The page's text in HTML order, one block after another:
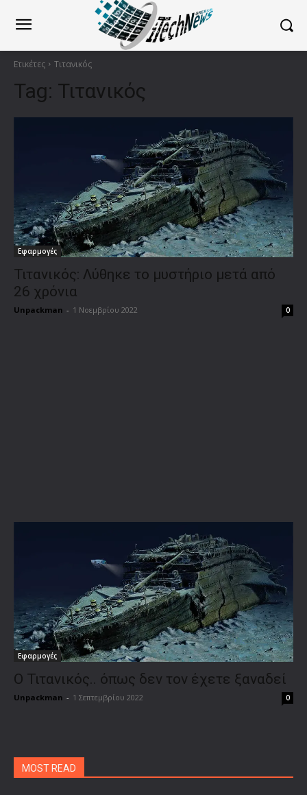
Ετικέτες Τιτανικός
Tag: Τιτανικός
Εφαρμογές
Τιτανικός: Λύθηκε το μυστήριο μετά από
26 χρόνια
Unpackman - 1 Νοεμβρίου 2022 0
Εφαρμογές
Ο Τιτανικός.. όπως δεν τον έχετε ξαναδεί
Unpackman - 1 Σεπτεμβρίου 2022 0
MOST READ